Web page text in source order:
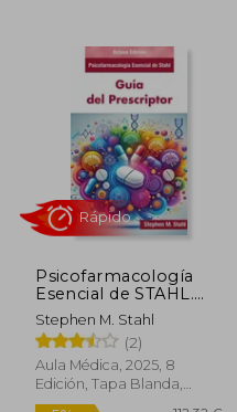
5%
dcto.
Psicofarmacología
Esencial de STAHL.
Guía del Prescriptor
Stephen M. Stahl
(2)
Aula Médica, 2025, 8
Edición, Tapa Blanda,
Nuevo